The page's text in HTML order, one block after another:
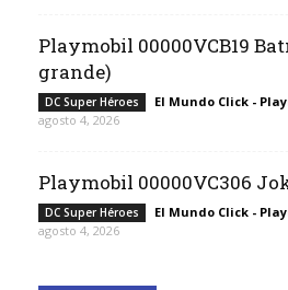
Playmobil 00000VCB19
grande)
DC Super Héroes El Mundo Click -
agosto 4, 2026
Playmobil 00000VC306
DC Super Héroes El Mundo Click -
agosto 4, 2026